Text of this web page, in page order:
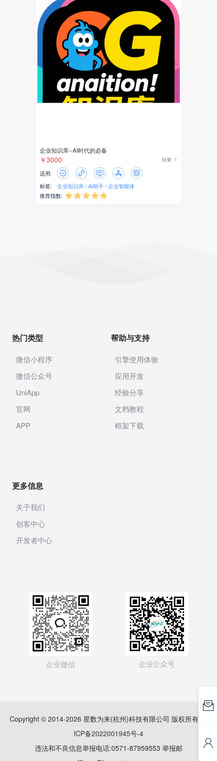
企业知识库--AI时代的必备
￥3000 销量: 1
适用:
标签:
企业知识库 AI助手 企业智能体
推荐指数:     
热门类型
微信小程序
微信公众号
UniApp
官网
APP
帮助与支持
引擎使用体验
应用开发
经验分享
文档教程
框架下载
更多信息
关于我们
创客中心
开发者中心
企业微信 企业公众号
Copyright © 2014-2026 星数为来(杭州)科技有限公司 版权所有
ICP备2022001945号-4
违法和不良信息举报电话:0571-87959553 举报邮

